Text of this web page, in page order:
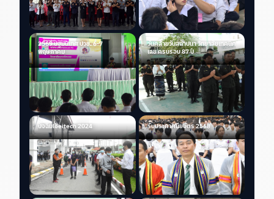
2569 ปฐมนิเทศ ปวช. 6-7
พฤษภาคม
วันคล้ายวันสถาปนา วิทยาลัยเทคนิค
เลย ครบรอบ 87 ปี
ปัจฉิมloeitech 2024 รับประกาศนียบัตร 2568